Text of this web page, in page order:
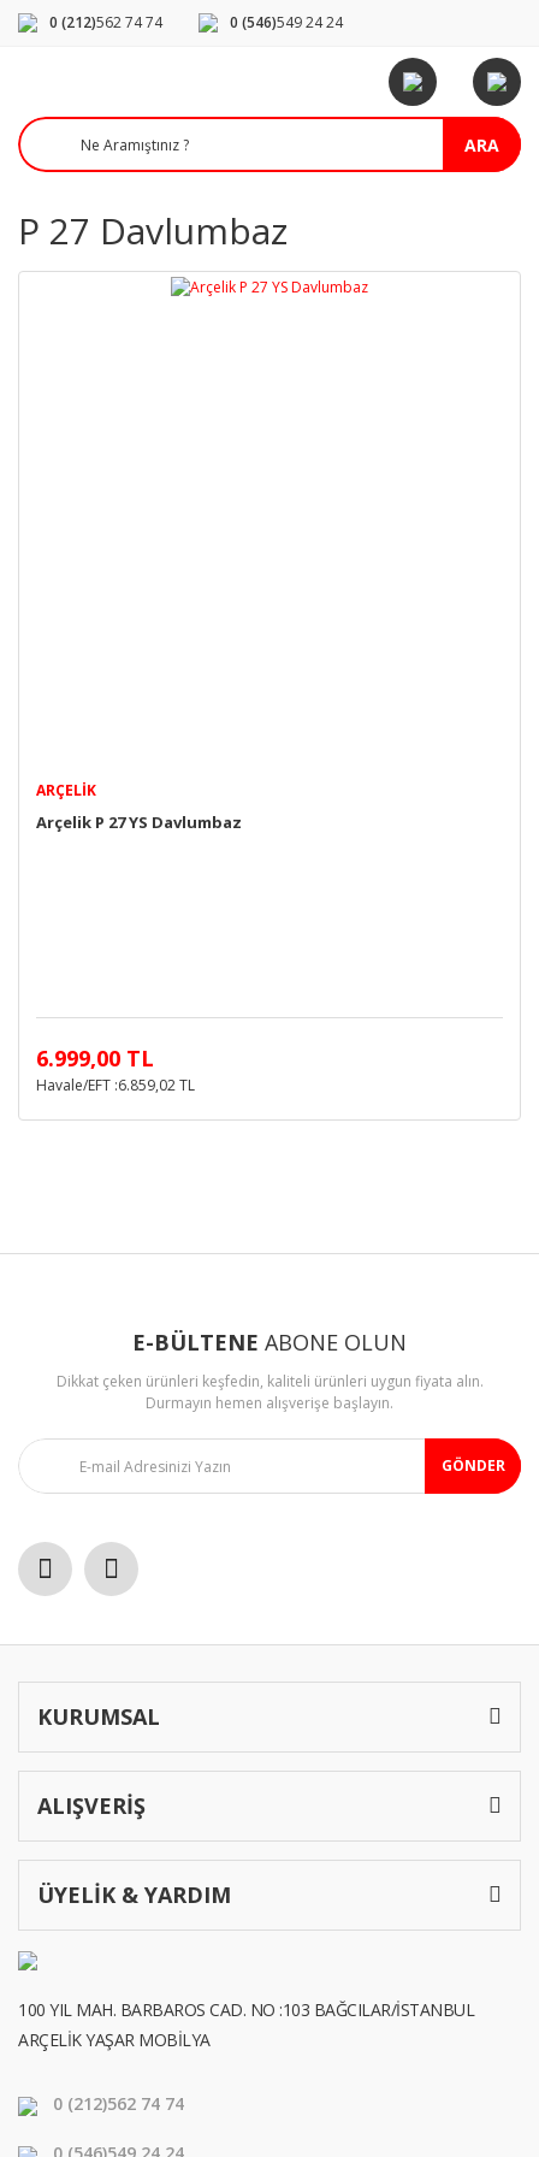
0 (212)562 74 74 0 (546)549 24 24
ARA
P 27 Davlumbaz
ARÇELIK
Arçelik P 27 YS Davlumbaz
6.999,00 TL
Havale/EFT :6.859,02 TL
E-BÜLTENE ABONE OLUN
Dikkat çeken ürünleri keşfedin, kaliteli ürünleri uygun fiyata alın.
Durmayın hemen alışverişe başlayın.
GÖNDER
KURUMSAL
ALIŞVERİŞ
ÜYELİK & YARDIM
100 YIL MAH. BARBAROS CAD. NO :103 BAĞCILAR/İSTANBUL
ARÇELİK YAŞAR MOBİLYA
0 (212)562 74 74